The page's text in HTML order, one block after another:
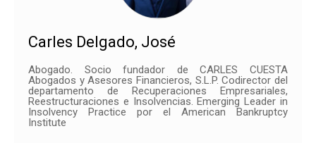
Carles Delgado, José
Abogado. Socio fundador de CARLES CUESTA
Abogados y Asesores Financieros, S.L.P. Codirector del
departamento de Recuperaciones Empresariales,
Reestructuraciones e Insolvencias. Emerging Leader in
Insolvency Practice por el American Bankruptcy
Institute